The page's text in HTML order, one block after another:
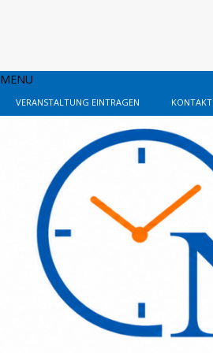
MENU
VERANSTALTUNG EINTRAGEN KONTAKT